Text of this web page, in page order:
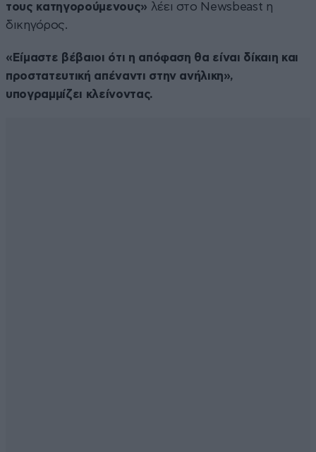
τους κατηγορούμενους» λέει στo Newsbeast η
δικηγόρος.
«Είμαστε βέβαιοι ότι η απόφαση θα είναι δίκαιη και
προστατευτική απέναντι στην ανήλικη»,
υπογραμμίζει κλείνοντας.